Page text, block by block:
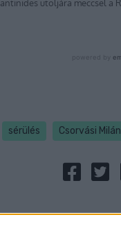
sérülés Csorvási Milán